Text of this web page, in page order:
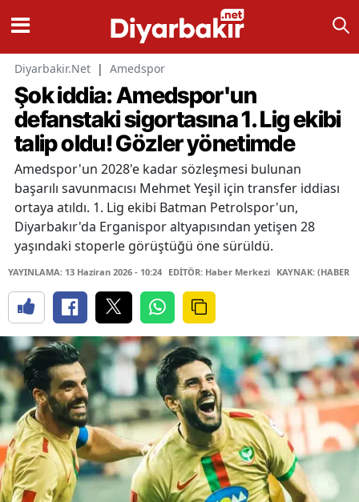
Diyarbakir.Net | Amedspor
Şok iddia: Amedspor'un
defanstaki sigortasına 1. Lig ekibi
talip oldu! Gözler yönetimde
Amedspor'un 2028'e kadar sözleşmesi bulunan
başarılı savunmacısı Mehmet Yeşil için transfer iddiası
ortaya atıldı. 1. Lig ekibi Batman Petrolspor'un,
Diyarbakır'da Erganispor altyapısından yetişen 28
yaşındaki stoperle görüştüğü öne sürüldü.
YAYINLAMA: 13 Haziran 2026 - 10:24 EDİTÖR: Haber Merkezi KAYNAK: (HABER